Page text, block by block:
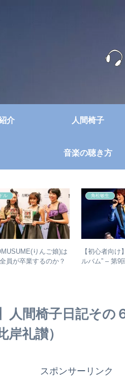
介 人間椅子
音楽の聴き方
ル
りんご娘)は
員が卒業するのか？
角松敏生
【初心者向け
ルバム” – 第
人間椅子日記そ
礼讃）
スポンサーリンク